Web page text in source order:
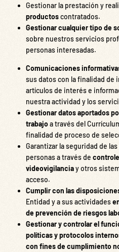
Gestionar la prestación y
productoscontratados.
Gestionar cualquier tipo de
sobre nuestros servicios
personas interesadas.
Comunicaciones
sus datos con la finalidad de
artículos de interés e
nuestra actividad y los
Gestionar datos aportados
trabajoa través del
finalidad de proceso de
Garantizar la seguridad de
personas a través de
videovigilanciay otros
acceso.
Cumplir con las
Entidad y a sus actividades
de prevención de riesgos
Gestionar y controlar el
políticas y protocolos
con fines de cumplimiento